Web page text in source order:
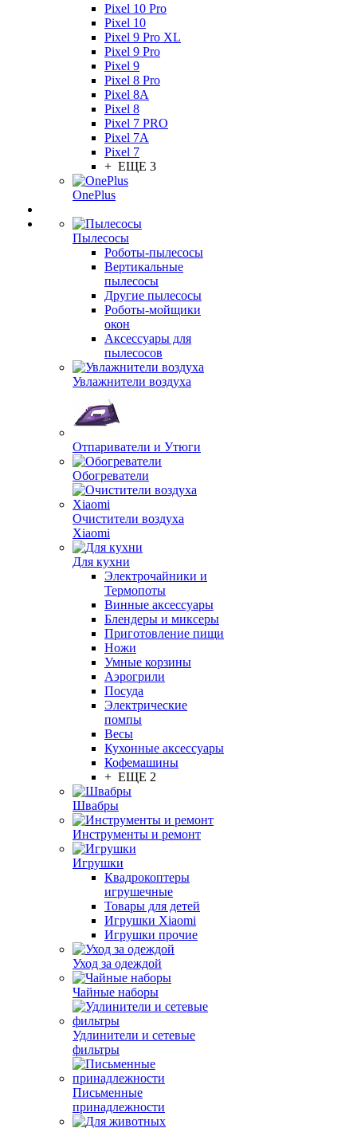
Pixel 10 Pro
Pixel 10
Pixel 9 Pro XL
Pixel 9 Pro
Pixel 9
Pixel 8 Pro
Pixel 8A
Pixel 8
Pixel 7 PRO
Pixel 7A
Pixel 7
+ ЕЩЕ 3
OnePlus
Пылесосы
Роботы-пылесосы
Вертикальные
пылесосы
Другие пылесосы
Роботы-мойщики
окон
Аксессуары для
пылесосов
Увлажнители воздуха
Отпариватели и Утюги
Обогреватели
Очистители воздуха
Xiaomi
Для кухни
Электрочайники и
Термопоты
Винные аксессуары
Блендеры и миксеры
Приготовление пищи
Ножи
Умные корзины
Аэрогрили
Посуда
Электрические
помпы
Весы
Кухонные аксессуары
Кофемашины
+ ЕЩЕ 2
Швабры
Инструменты и ремонт
Игрушки
Квадрокоптеры
игрушечные
Товары для детей
Игрушки Xiaomi
Игрушки прочие
Уход за одеждой
Чайные наборы
Удлинители и сетевые
фильтры
Письменные
принадлежности